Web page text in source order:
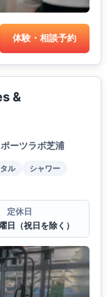
体験・相談予約
&
ーツラボ芝浦
ル
シャワー
定休日
日（祝日を除く）